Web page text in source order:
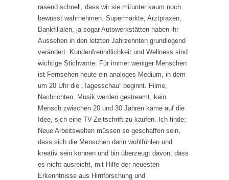
rasend schnell, dass wir sie mitunter kaum noch
bewusst wahrnehmen. Supermärkte, Arztpraxen,
Bankfilialen, ja sogar Autowerkstätten haben ihr
Aussehen in den letzten Jahrzehnten grundlegend
verändert. Kundenfreundlichkeit und Wellness sind
wichtige Stichworte. Für immer weniger Menschen
ist Fernsehen heute ein analoges Medium, in dem
um 20 Uhr die „Tagesschau“ beginnt. Filme,
Nachrichten, Musik werden gestreamt, kein
Mensch zwischen 20 und 30 Jahren käme auf die
Idee, sich eine TV-Zeitschrift zu kaufen. Ich finde:
Neue Arbeitswelten müssen so geschaffen sein,
dass sich die Menschen darin wohlfühlen und
kreativ sein können und bin überzeugt davon, dass
es nicht ausreicht, mit Hilfe der neuesten
Erkenntnisse aus Hirnforschung und